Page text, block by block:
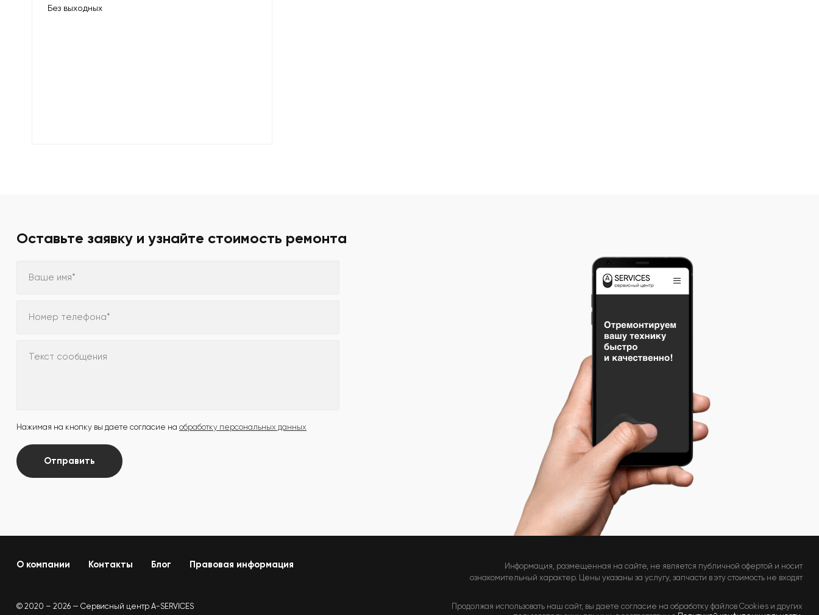
Без выходных
Оставьте заявку и узнайте стоимость ремонта
Ваше имя*
Номер телефона*
Текст сообщения
Нажимая на кнопку вы даете согласие на обработку персональных данных
Отправить
О компании Контакты Блог Правовая информация
Информация, размещенная на сайте, не является публичной офертой и носит
ознакомительный характер. Цены указаны за услугу, запчасти в эту стоимость не входят
© 2020 – 2026 — Сервисный центр A-SERVICES
Продолжая использовать наш сайт, вы даете согласие на обработку файлов Cookies и других